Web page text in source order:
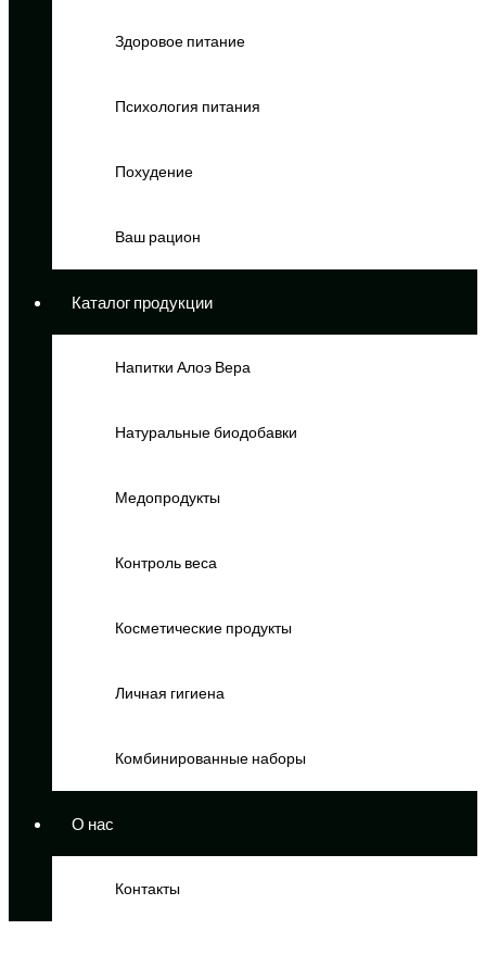
Здоровое питание
Психология питания
Похудение
Ваш рацион
Каталог продукции
Напитки Алоэ Вера
Натуральные биодобавки
Медопродукты
Контроль веса
Косметические продукты
Личная гигиена
Комбинированные наборы
О нас
Контакты